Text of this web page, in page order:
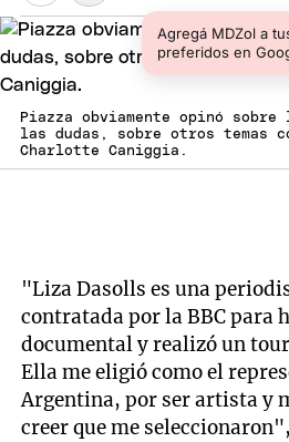
Agregá MDZol a
preferidos en
Piazza obviamente opinó
las dudas, sobre otros temas
Charlotte Caniggia.
"Liza Dasolls es una
contratada por la BBC para
documental y realizó un
Ella me eligió como el
Argentina, por ser artista y
creer que me